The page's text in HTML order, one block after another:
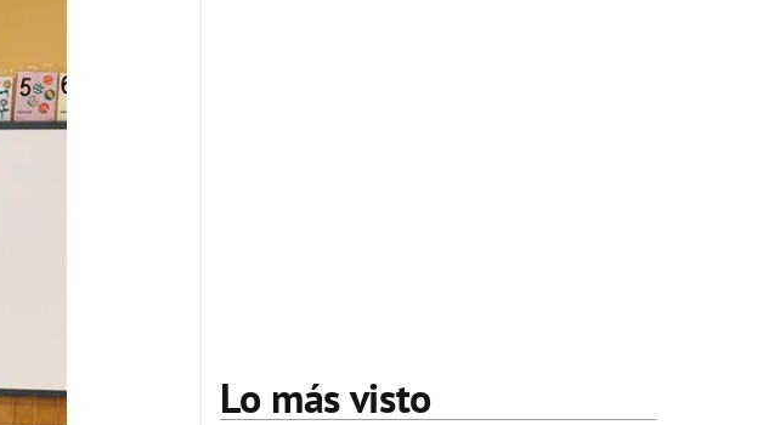
Lo más visto